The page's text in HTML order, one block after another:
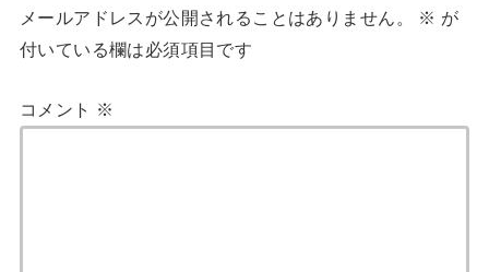
メールアドレスが公開されることはありません。 ※ が
付いている欄は必須項目です
コメント ※